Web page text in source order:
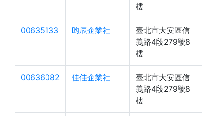
樓
00635133 昀辰企業社
臺北市大安區信
義路4段279號8
樓
00636082 佳佳企業社
臺北市大安區信
義路4段279號8
樓